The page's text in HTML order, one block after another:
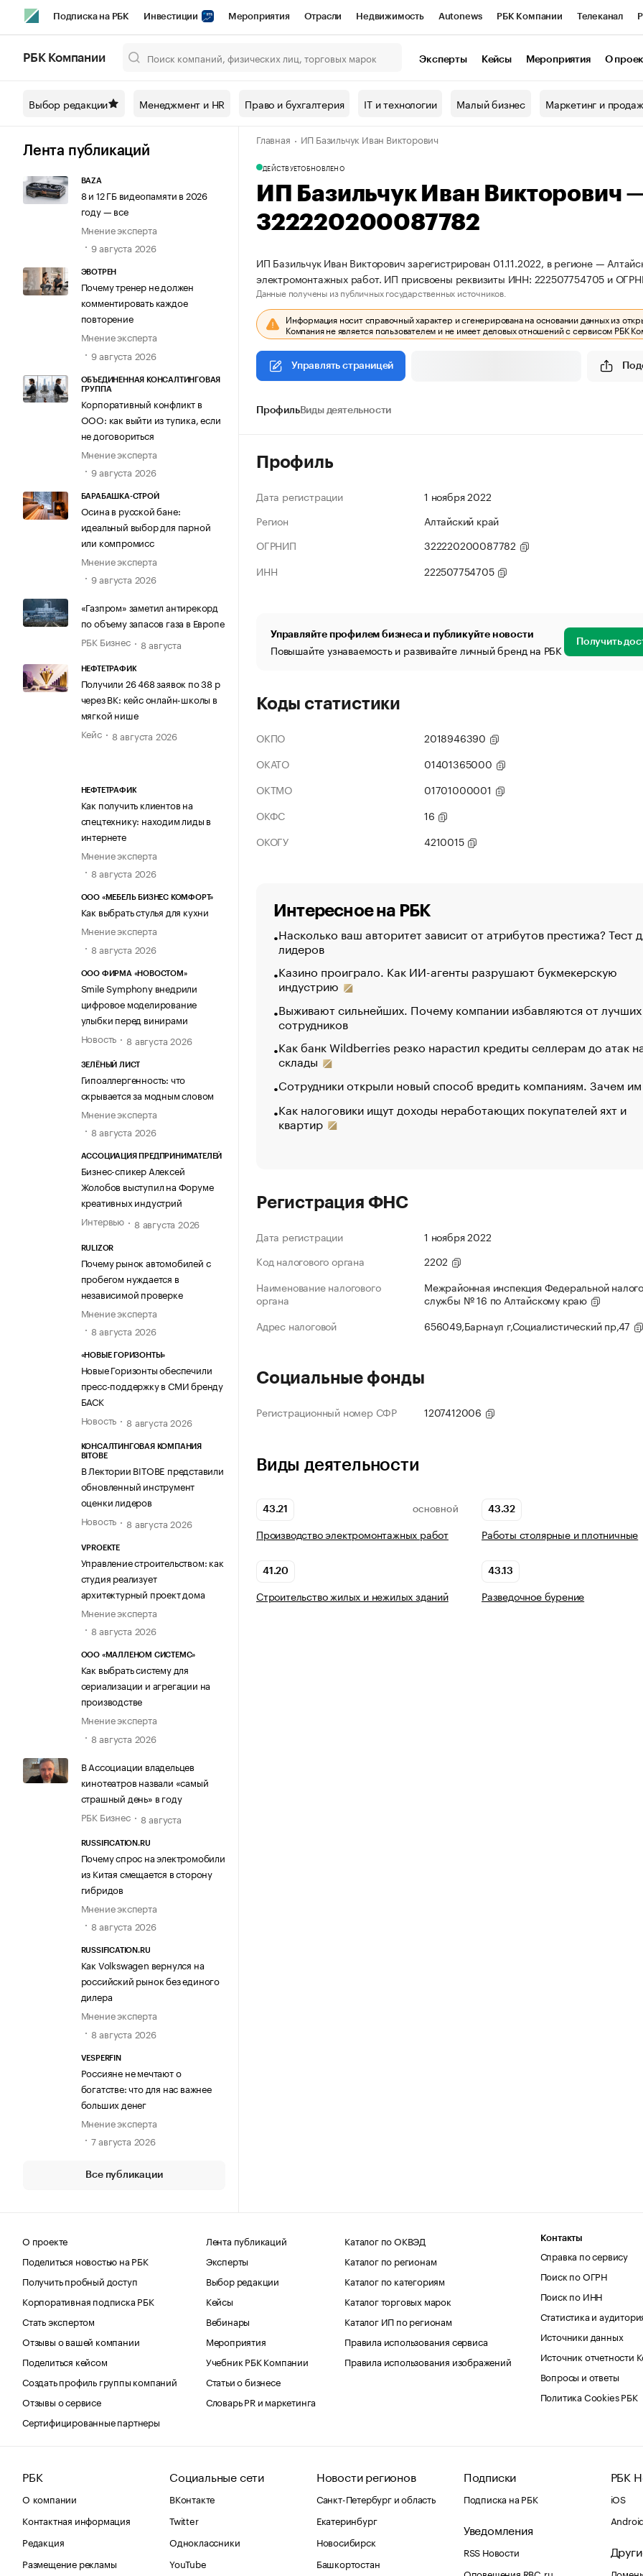
Подписка на РБК Инвестиции Мероприятия Отрасли Недвижимость Autonews РБК Компании Телеканал
Спецпроекты СПб Конференции СПб Спецпроекты Проверка контрагентов
Технологии и медиа Рынок наличной валюты
РБК Компании Эксперты Кейсы Мероприятия О
Выбор редакции Менеджмент и HR Право и бухгалтерия IT и технологии Малый бизнес Маркетинг и
Лента публикаций
BAZA
8 и 12 ГБ видеопамяти в 2026
году — все
Мнение эксперта
9 августа 2026
ЭВОТРЕН
Почему тренер не должен
комментировать каждое
повторение
Мнение эксперта
9 августа 2026
ОБЪЕДИНЕННАЯ КОНСАЛТИНГОВАЯ
ГРУППА
Корпоративный конфликт в
ООО: как выйти из тупика, если
не договориться
Мнение эксперта
9 августа 2026
БАРАБАШКА-СТРОЙ
Осина в русской бане:
идеальный выбор для парной
или компромисс
Мнение эксперта
9 августа 2026
«Газпром» заметил антирекорд
по объему запасов газа в Европе
РБК Бизнес
8 августа
НЕФТЕТРАФИК
Получили 26 468 заявок по 38 р
через ВК: кейс онлайн-школы в
мягкой нише
Кейс
8 августа 2026
НЕФТЕТРАФИК
Как получить клиентов на
спецтехнику: находим лиды в
интернете
Мнение эксперта
8 августа 2026
ООО «МЕБЕЛЬ БИЗНЕС КОМФОРТ»
Как выбрать стулья для кухни
Мнение эксперта
8 августа 2026
ООО ФИРМА «НОВОСТОМ»
Smile Symphony внедрили
цифровое моделирование
улыбки перед винирами
Новость
8 августа 2026
ЗЕЛЁНЫЙ ЛИСТ
Гипоаллергенность: что
скрывается за модным словом
Мнение эксперта
8 августа 2026
АССОЦИАЦИЯ ПРЕДПРИНИМАТЕЛЕЙ
Бизнес-спикер Алексей
Жолобов выступил на Форуме
креативных индустрий
Интервью
8 августа 2026
RULIZOR
Почему рынок автомобилей с
пробегом нуждается в
независимой проверке
Мнение эксперта
8 августа 2026
«НОВЫЕ ГОРИЗОНТЫ»
Новые Горизонты обеспечили
пресс-поддержку в СМИ бренду
БАСК
Новость
8 августа 2026
КОНСАЛТИНГОВАЯ КОМПАНИЯ
BITOBE
В Лектории BITOBE представили
обновленный инструмент
оценки лидеров
Новость
8 августа 2026
VPROEKTE
Управление строительством: как
студия реализует
архитектурный проект дома
Мнение эксперта
8 августа 2026
ООО «МАЛЛЕНОМ СИСТЕМС»
Как выбрать систему для
сериализации и агрегации на
производстве
Мнение эксперта
8 августа 2026
В Ассоциации владельцев
кинотеатров назвали «самый
страшный день» в году
РБК Бизнес
8 августа
RUSSIFICATION.RU
Почему спрос на электромобили
из Китая смещается в сторону
гибридов
Мнение эксперта
8 августа 2026
RUSSIFICATION.RU
Как Volkswagen вернулся на
российский рынок без единого
дилера
Мнение эксперта
8 августа 2026
VESPERFIN
Россияне не мечтают о
богатстве: что для нас важнее
больших денег
Мнение эксперта
7 августа 2026
Все публикации
Главная ИП Базильчук Иван Викторович
ДЕЙСТВУЕТОБНОВЛЕНО
ИП Базильчук Иван
322220200087782
ИП Базильчук Иван Викторович зарегистрирован 01.11.2022, в регионе —
электромонтажных работ. ИП присвоены реквизиты ИНН: 222507754705 и
Данные получены из публичных государственных источников.
Информация носит справочный характер и сгенерирована на основании данных из
Компания не является пользователем и не имеет деловых отношений с сервисом РБК
Управлять страницей
ПрофильВиды деятельности
Профиль
Дата регистрации
1 ноября 2022
Регион
Алтайский край
ОГРНИП
322220200087782
ИНН
222507754705
Управляйте профилем бизнеса и публикуйте новости
Повышайте узнаваемость и развивайте личный бренд на РБК Получить
Коды статистики
ОКПО
2018946390
ОКАТО
01401365000
ОКТМО
01701000001
ОКФС
16
ОКОГУ
4210015
Интересное на РБК
Насколько ваш авторитет зависит от атрибутов престижа? Тест
лидеров
Казино проиграло. Как ИИ-агенты разрушают букмекерскую
индустрию
Выживают сильнейших. Почему компании избавляются от лучших
сотрудников
Как банк Wildberries резко нарастил кредиты селлерам до атак
склады
Сотрудники открыли новый способ вредить компаниям. Зачем
Как налоговики ищут доходы неработающих покупателей яхт и
квартир
Регистрация ФНС
Дата регистрации
1 ноября 2022
Код налогового органа
2202
Наименование налогового
органа
Межрайонная инспекция Федеральной
службы № 16 по Алтайскому краю
Адрес налоговой
656049,Барнаул г,Социалистический пр,47
Социальные фонды
Регистрационный номер СФР 1207412006
Виды деятельности
43.21 ОСНОВНОЙ
Производство электромонтажных работ
43.32
Работы столярные и плотничные
41.20
Строительство жилых и нежилых зданий
43.13
Разведочное бурение
О проекте
Поделиться новостью на РБК
Получить пробный доступ
Корпоративная подписка РБК
Стать экспертом
Отзывы о вашей компании
Поделиться кейсом
Создать профиль группы компаний
Отзывы о сервисе
Сертифицированные партнеры
Лента публикаций
Эксперты
Выбор редакции
Кейсы
Вебинары
Мероприятия
Учебник РБК Компании
Статьи о бизнесе
Словарь PR и маркетинга
Каталог по ОКВЭД
Каталог по регионам
Каталог по категориям
Каталог торговых марок
Каталог ИП по регионам
Правила использования сервиса
Правила использования изображений
Контакты
Справка по сервису
Поиск по ОГРН
Поиск по ИНН
Статистика и
Источники данных
Источник отчетности
Вопросы и ответы
Политика Cookies РБК
РБК
О компании
Контактная информация
Редакция
Размещение рекламы
Социальные сети
ВКонтакте
Twitter
Одноклассники
YouTube
Новости регионов
Санкт-Петербург и область
Екатеринбург
Новосибирск
Башкортостан
Подписки
Подписка на РБК
Уведомления
RSS Новости
Оповещения RBC.ru
РБК
iOS